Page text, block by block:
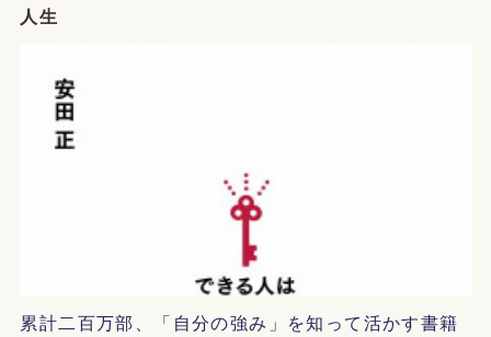
人生
累計二百万部、「自分の強み」を知って活かす書籍